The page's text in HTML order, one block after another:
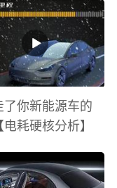
了你新能源车的
耗硬核分析】